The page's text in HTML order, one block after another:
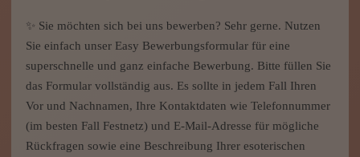
✨ Sie möchten sich bei uns bewerben? Sehr gerne. Nutzen
Sie einfach unser Easy Bewerbungsformular für eine
superschnelle und ganz einfache Bewerbung. Bitte füllen Sie
das Formular vollständig aus. Es sollte in jedem Fall Ihren
Vor und Nachnamen, Ihre Kontaktdaten wie Telefonnummer
(im besten Fall Festnetz) und E-Mail-Adresse für mögliche
Rückfragen sowie eine Beschreibung Ihrer esoterischen